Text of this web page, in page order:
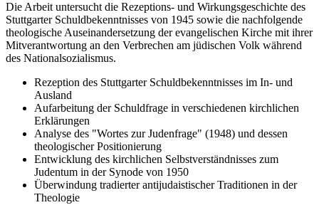
Die Arbeit untersucht die Rezeptions- und Wirkungsgeschichte des
Stuttgarter Schuldbekenntnisses von 1945 sowie die nachfolgende
theologische Auseinandersetzung der evangelischen Kirche mit ihrer
Mitverantwortung an den Verbrechen am jüdischen Volk während
des Nationalsozialismus.
Rezeption des Stuttgarter Schuldbekenntnisses im In- und
Ausland
Aufarbeitung der Schuldfrage in verschiedenen kirchlichen
Erklärungen
Analyse des "Wortes zur Judenfrage" (1948) und dessen
theologischer Positionierung
Entwicklung des kirchlichen Selbstverständnisses zum
Judentum in der Synode von 1950
Überwindung tradierter antijudaistischer Traditionen in der
Theologie